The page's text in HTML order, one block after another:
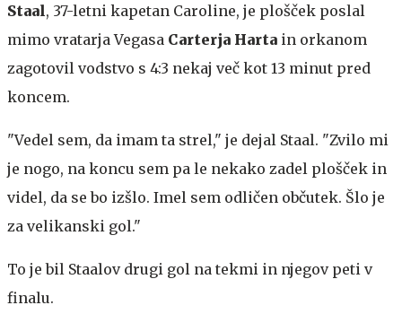
Staal, 37-letni kapetan Caroline, je plošček poslal
mimo vratarja Vegasa Carterja Harta in orkanom
zagotovil vodstvo s 4:3 nekaj več kot 13 minut pred
koncem.
"Vedel sem, da imam ta strel," je dejal Staal. "Zvilo mi
je nogo, na koncu sem pa le nekako zadel plošček in
videl, da se bo izšlo. Imel sem odličen občutek. Šlo je
za velikanski gol."
To je bil Staalov drugi gol na tekmi in njegov peti v
finalu.